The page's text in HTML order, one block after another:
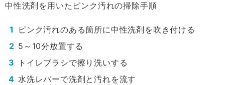
中性洗剤を用いたピンク汚れの掃除手順
ピンク汚れのある箇所に中性洗剤を吹き付ける
5～10分放置する
トイレブラシで擦り洗いする
水洗レバーで洗剤と汚れを流す